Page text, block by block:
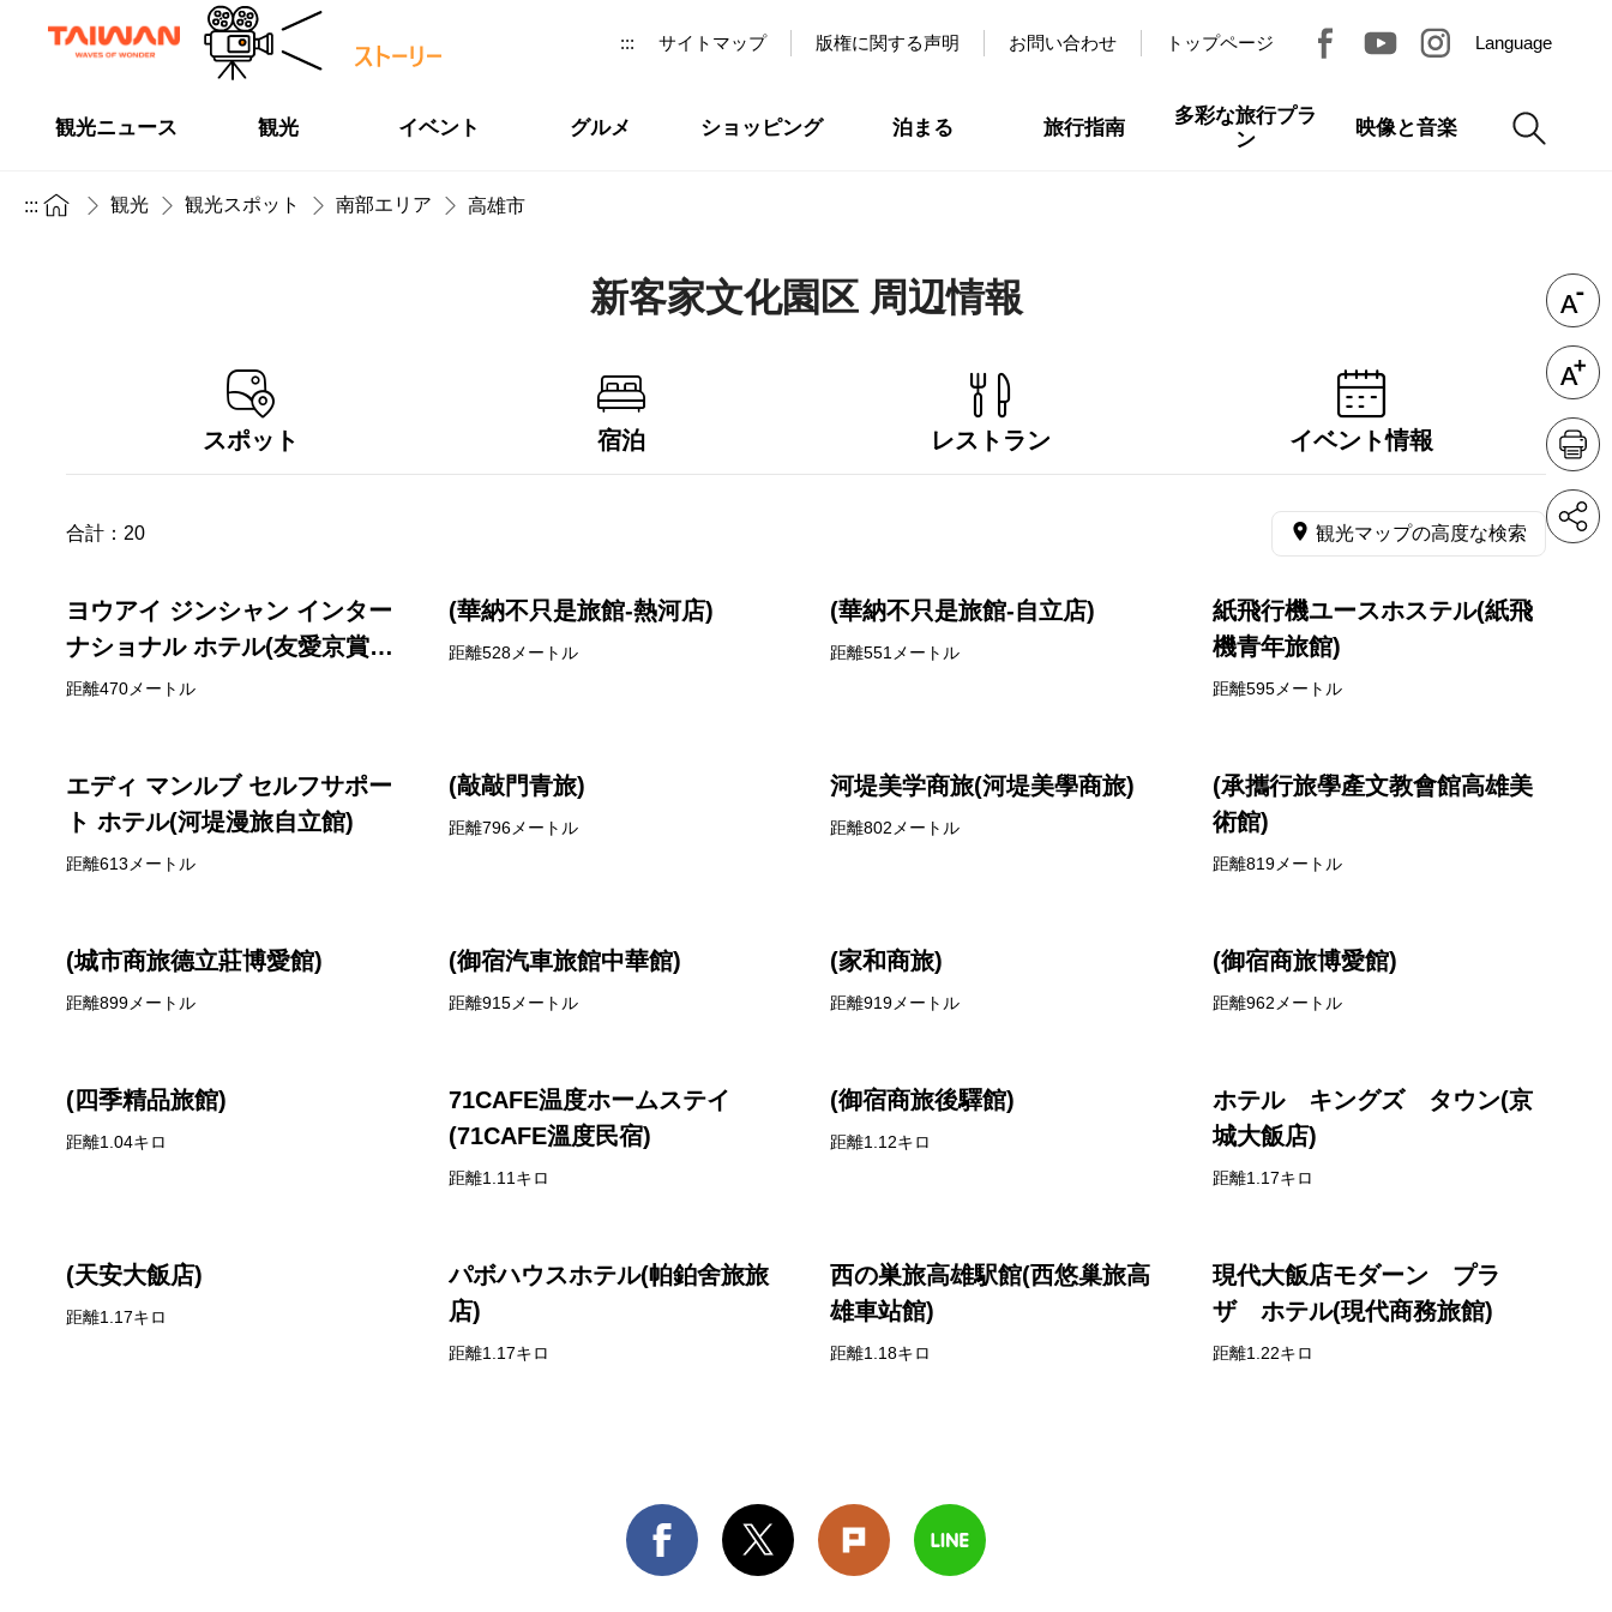
::: サイトマップ 版権に関する声明 お問い合わせ トップページ Language
観光ニュース 観光 イベント グルメ ショッピング 泊まる 旅行指南
多彩な旅行プラ
ン
映像と音楽
::: 観光 観光スポット 南部エリア 高雄市
新客家文化園区 周辺情報
スポット 宿泊 レストラン イベント情報
合計： 20 観光マップの高度な検索
ヨウアイ ジンシャン インター
ナショナル ホテル(友愛京賞國
際飯店)
距離470メートル
(華納不只是旅館-熱河店)
距離528メートル
(華納不只是旅館-自立店)
距離551メートル
紙飛行機ユースホステル(紙飛
機青年旅館)
距離595メートル
エディ マンルブ セルフサポー
ト ホテル(河堤漫旅自立館)
距離613メートル
(敲敲門青旅)
距離796メートル
河堤美学商旅(河堤美學商旅)
距離802メートル
(承攜行旅學產文教會館高雄美
術館)
距離819メートル
(城市商旅德立莊博愛館)
距離899メートル
(御宿汽車旅館中華館)
距離915メートル
(家和商旅)
距離919メートル
(御宿商旅博愛館)
距離962メートル
(四季精品旅館)
距離1.04キロ
71CAFE温度ホームステイ
(71CAFE溫度民宿)
距離1.11キロ
(御宿商旅後驛館)
距離1.12キロ
ホテル キングズ タウン(京
城大飯店)
距離1.17キロ
(天安大飯店)
距離1.17キロ
パボハウスホテル(帕鉑舍旅旅
店)
距離1.17キロ
西の巣旅高雄駅館(西悠巢旅高
雄車站館)
距離1.18キロ
現代大飯店モダーン プラ
ザ ホテル(現代商務旅館)
距離1.22キロ